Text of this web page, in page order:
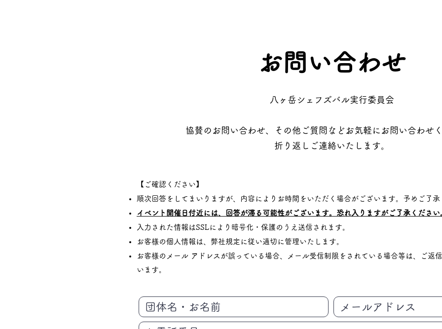
お問い合わせ
八ヶ岳シェフズバル実行委員会
協賛のお問い合わせ、
その他ご質問などお気軽にお問い合わせく
折り返しご連絡いたします。
​【ご確認ください】
順次回答をしてまいりますが、内容によりお時間をいただく場合がございます。予めご了承
イベント開催日付近には、回答が滞る可能性がございます。恐れ入りますがご了承ください
入力された情報はSSLにより暗号化・保護のうえ送信されます。
お客様の個人情報は、弊社規定に従い適切に管理いたします。
お客様のメール アドレスが誤っている場合、メール受信制限をされている場合等は、ご返
います。